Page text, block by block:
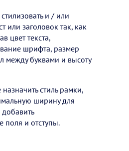
и / или
или заголовок так, как
цвет текста,
шрифта, размер
между буквами и высоту
стиль рамки,
ширину для
поля и отступы.